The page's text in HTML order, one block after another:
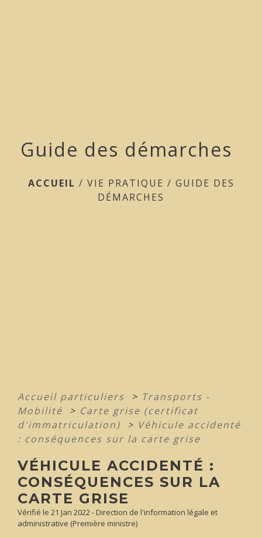
Guide des démarches
ACCUEIL / VIE PRATIQUE / GUIDE DES
DÉMARCHES
Accueil particuliers > Transports -
Mobilité
> Carte grise (certificat
d'immatriculation)
> Véhicule accidenté
: conséquences sur la carte grise
VÉHICULE ACCIDENTÉ :
CONSÉQUENCES SUR LA
CARTE GRISE
Vérifié le 21 Jan 2022 - Direction de l'information légale et
administrative (Première ministre)